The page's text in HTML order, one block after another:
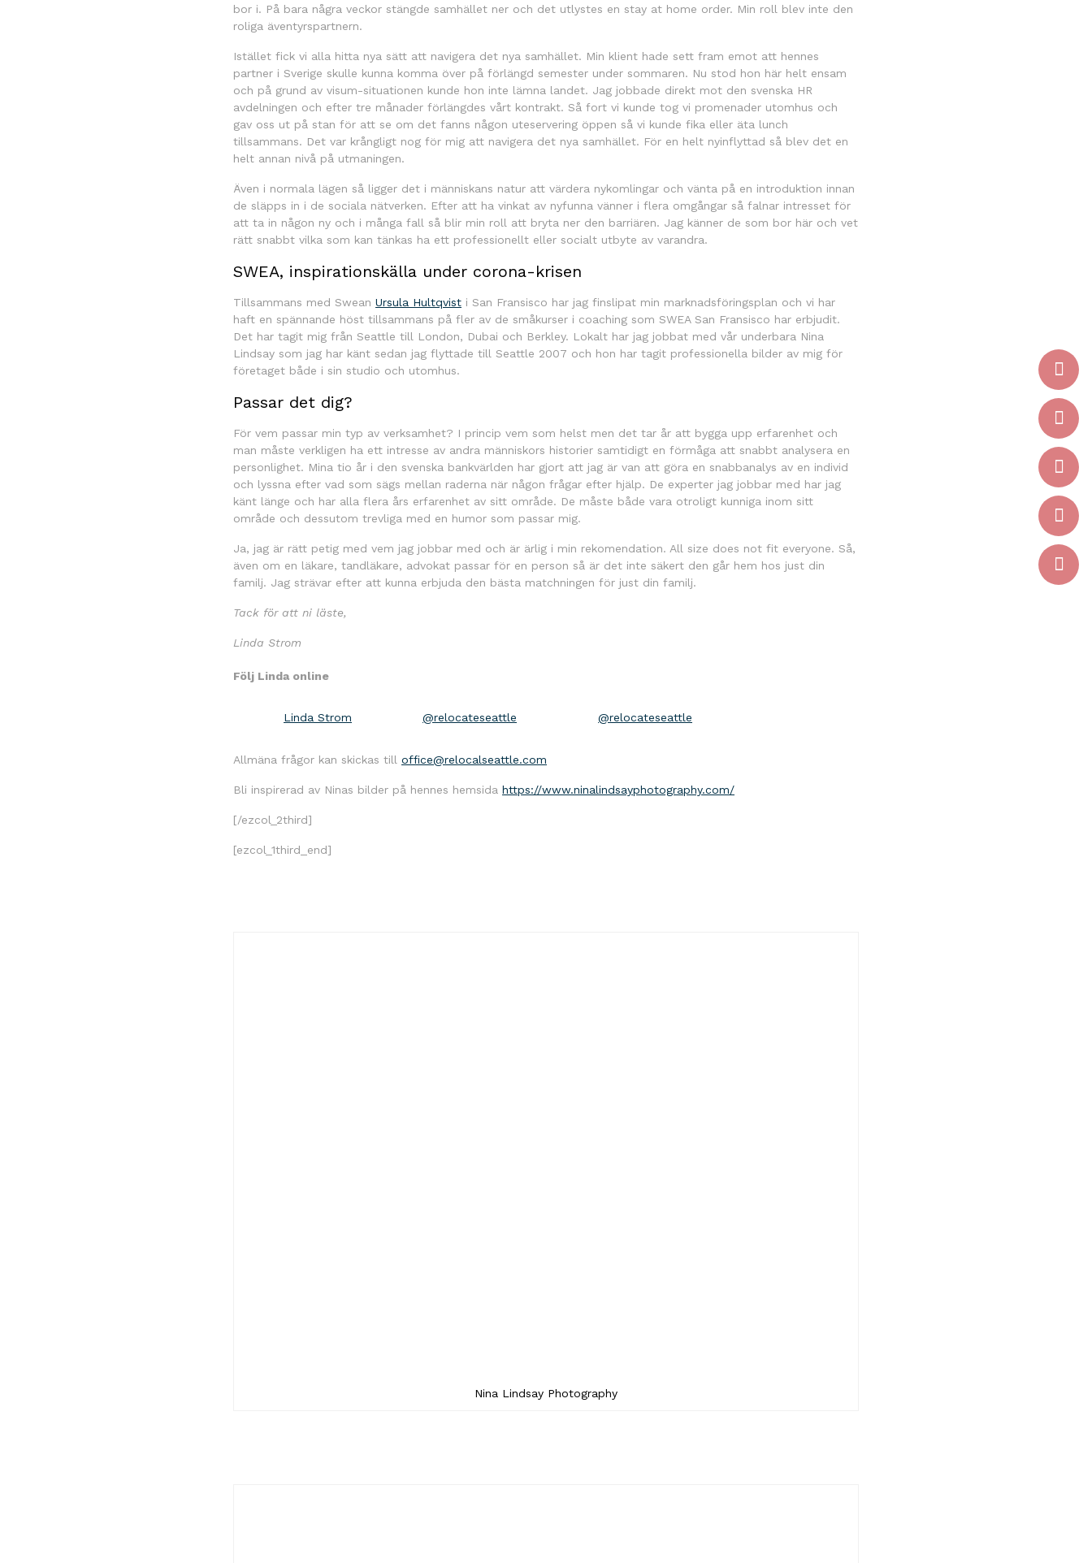
bor i. På bara några veckor stängde samhället ner och det utlystes en stay at home order. Min roll blev inte den
roliga äventyrspartnern.
Istället fick vi alla hitta nya sätt att navigera det nya samhället. Min klient hade sett fram emot att hennes
partner i Sverige skulle kunna komma över på förlängd semester under sommaren. Nu stod hon här helt ensam
och på grund av visum-situationen kunde hon inte lämna landet. Jag jobbade direkt mot den svenska HR
avdelningen och efter tre månader förlängdes vårt kontrakt. Så fort vi kunde tog vi promenader utomhus och
gav oss ut på stan för att se om det fanns någon uteservering öppen så vi kunde fika eller äta lunch
tillsammans. Det var krångligt nog för mig att navigera det nya samhället. För en helt nyinflyttad så blev det en
helt annan nivå på utmaningen.
Även i normala lägen så ligger det i människans natur att värdera nykomlingar och vänta på en introduktion innan
de släpps in i de sociala nätverken. Efter att ha vinkat av nyfunna vänner i flera omgångar så falnar intresset för
att ta in någon ny och i många fall så blir min roll att bryta ner den barriären. Jag känner de som bor här och vet
rätt snabbt vilka som kan tänkas ha ett professionellt eller socialt utbyte av varandra.
SWEA, inspirationskälla under corona-krisen
Tillsammans med Swean Ursula Hultqvist i San Fransisco har jag finslipat min marknadsföringsplan och vi har
haft en spännande höst tillsammans på fler av de småkurser i coaching som SWEA San Fransisco har erbjudit.
Det har tagit mig från Seattle till London, Dubai och Berkley. Lokalt har jag jobbat med vår underbara Nina
Lindsay som jag har känt sedan jag flyttade till Seattle 2007 och hon har tagit professionella bilder av mig för
företaget både i sin studio och utomhus.
Passar det dig?
För vem passar min typ av verksamhet? I princip vem som helst men det tar år att bygga upp erfarenhet och
man måste verkligen ha ett intresse av andra människors historier samtidigt en förmåga att snabbt analysera en
personlighet. Mina tio år i den svenska bankvärlden har gjort att jag är van att göra en snabbanalys av en individ
och lyssna efter vad som sägs mellan raderna när någon frågar efter hjälp. De experter jag jobbar med har jag
känt länge och har alla flera års erfarenhet av sitt område. De måste både vara otroligt kunniga inom sitt
område och dessutom trevliga med en humor som passar mig.
Ja, jag är rätt petig med vem jag jobbar med och är ärlig i min rekomendation. All size does not fit everyone. Så,
även om en läkare, tandläkare, advokat passar för en person så är det inte säkert den går hem hos just din
familj. Jag strävar efter att kunna erbjuda den bästa matchningen för just din familj.
Tack för att ni läste,
Linda Strom
Följ Linda online
Linda Strom @relocateseattle @relocateseattle
Allmäna frågor kan skickas till office@relocalseattle.com
Bli inspirerad av Ninas bilder på hennes hemsida https://www.ninalindsayphotography.com/
[/ezcol_2third]
[ezcol_1third_end]
Nina Lindsay Photography